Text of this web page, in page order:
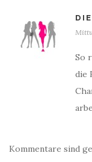
So
die
Kommentare sind